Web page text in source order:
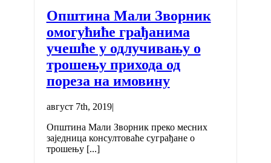
Општина Мали Зворник
омогућиће грађанима
учешће у одлучивању о
трошењу прихода од
пореза на имовину
август 7th, 2019|
Општина Мали Зворник преко месних
заједница консултоваће суграђане о
трошењу [...]